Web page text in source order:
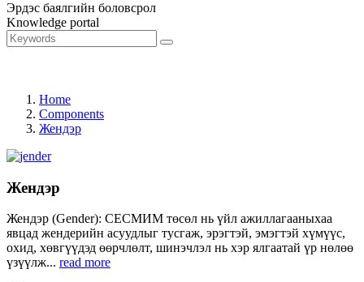
Эрдэс баялгийн боловсрол
Knowledge portal
Home
Components
Жендэр
Жендэр
Жендэр (Gender): СЕСМИМ төсөл нь үйл ажиллагааныхаа
явцад жендерийн асуудлыг тусгаж, эрэгтэй, эмэгтэй хүмүүс,
охид, хөвгүүдэд өөрчлөлт, шинэчлэл нь хэр ялгаатай үр нөлөө
үзүүлж... read more